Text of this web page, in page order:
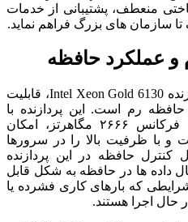
منعطف، پشتیبانی از خدمات
سازمان های بزرگ فراهم نماید.
و عملکرد حافظه
یکی از ویژگی های برجسته پردازنده Intel Xeon Gold 6130، قابلیت
حافظه رم است. این پردازنده با
پشتیبانی از رم های DDR4 با فرکانس ۲۶۶۶ مگاهرتز، امکان
و با ظرفیت بالا را در سرورها
می سازد. وجود ۶ کانال کنترل حافظه در این پردازنده
داده ها در حافظه به شکل قابل
که بارهای کاری فشرده یا
حال اجرا هستند.